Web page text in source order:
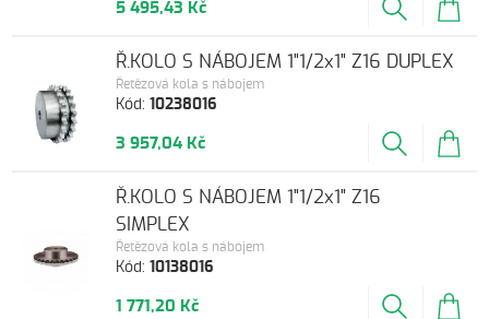
5 495,43 Kč
Kód:10238016
Řetězová kola s nábojem
Ř.KOLO S NÁBOJEM 1"1/2x1" Z16 DUPLEX
3 957,04 Kč
Kód:10138016
Řetězová kola s nábojem
Ř.KOLO S NÁBOJEM 1"1/2x1" Z16
SIMPLEX
1 771,20 Kč